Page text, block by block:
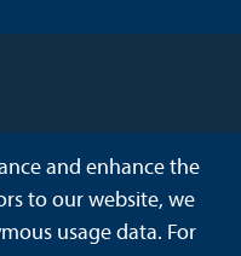
and enhance the
to our website, we
usage data. For